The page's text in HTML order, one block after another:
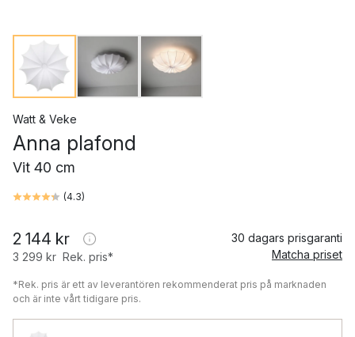
Watt & Veke
Anna plafond
Vit 40 cm
(4.3)
2 144 kr
3 299 kr Rek. pris*
30 dagars prisgaranti
Matcha priset
*Rek. pris är ett av leverantören rekommenderat pris på marknaden
och är inte vårt tidigare pris.